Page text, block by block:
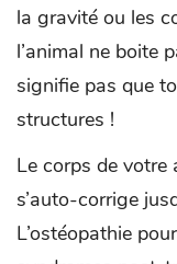
la gravité ou les
l’animal ne boite
signifie pas que
structures !
Le corps de votre
s’auto-corrige
L’ostéopathie